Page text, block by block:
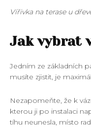
Vířivka na terase u
Jak vybrat
Jedním ze základních
musíte zjistit, je
Nezapomeňte, že k
kterou ji po instalaci
tíhu neunesla, místo